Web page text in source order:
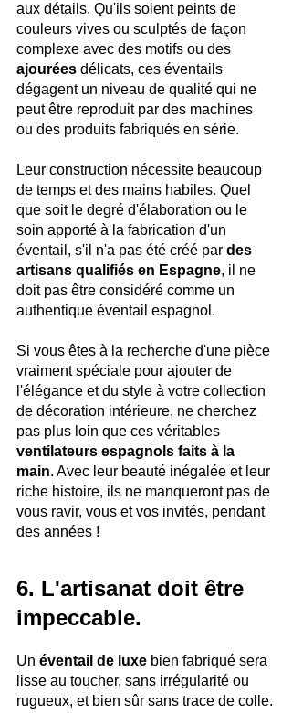
aux détails. Qu'ils soient peints de
couleurs vives ou sculptés de façon
complexe avec des motifs ou des
ajourées délicats, ces éventails
dégagent un niveau de qualité qui ne
peut être reproduit par des machines
ou des produits fabriqués en série.
Leur construction nécessite beaucoup
de temps et des mains habiles. Quel
que soit le degré d'élaboration ou le
soin apporté à la fabrication d'un
éventail, s'il n'a pas été créé par des
artisans qualifiés en Espagne, il ne
doit pas être considéré comme un
authentique éventail espagnol.
Si vous êtes à la recherche d'une pièce
vraiment spéciale pour ajouter de
l'élégance et du style à votre collection
de décoration intérieure, ne cherchez
pas plus loin que ces véritables
ventilateurs espagnols faits à la
main. Avec leur beauté inégalée et leur
riche histoire, ils ne manqueront pas de
vous ravir, vous et vos invités, pendant
des années !
6. L'artisanat doit être
impeccable.
Un éventail de luxe bien fabriqué sera
lisse au toucher, sans irrégularité ou
rugueux, et bien sûr sans trace de colle.